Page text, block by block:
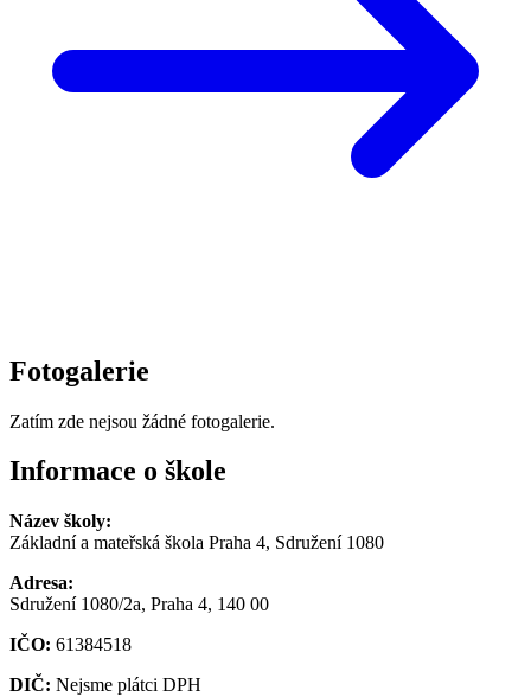
Fotogalerie
Zatím zde nejsou žádné fotogalerie.
Informace o škole
Název školy:
Základní a mateřská škola Praha 4, Sdružení 1080
Adresa:
Sdružení 1080/2a, Praha 4, 140 00
IČO: 61384518
DIČ: Nejsme plátci DPH